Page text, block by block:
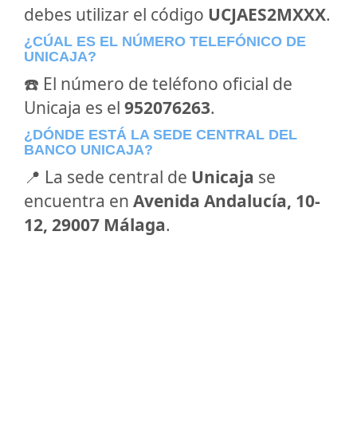
debes utilizar el código UCJAES2MXXX.
¿CÚAL ES EL NÚMERO TELEFÓNICO DE
UNICAJA?
☎️ El número de teléfono oficial de
Unicaja es el 952076263.
¿DÓNDE ESTÁ LA SEDE CENTRAL DEL
BANCO UNICAJA?
📍 La sede central de Unicaja se
encuentra en Avenida Andalucía, 10-
12, 29007 Málaga.